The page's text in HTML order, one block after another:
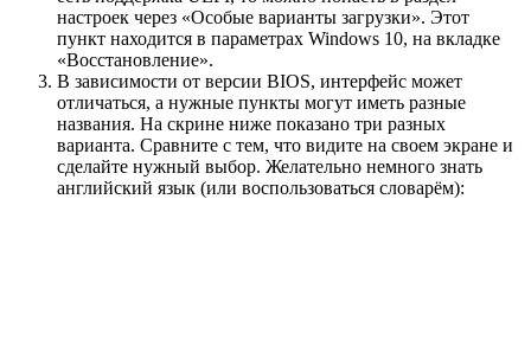
настроек через «Особые варианты загрузки». Этот
пункт находится в параметрах Windows 10, на вкладке
«Восстановление».
В зависимости от версии BIOS, интерфейс может
отличаться, а нужные пункты могут иметь разные
названия. На скрине ниже показано три разных
варианта. Сравните с тем, что видите на своем экране и
сделайте нужный выбор. Желательно немного знать
английский язык (или воспользоваться словарём):